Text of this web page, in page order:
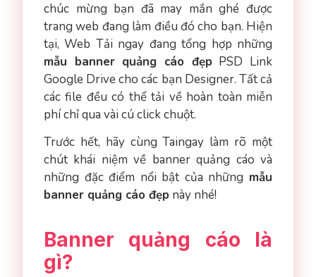
chúc mừng bạn đã may mắn ghé được
trang web đang làm điều đó cho bạn. Hiện
tại, Web Tải ngay đang tổng hợp những
mẫu banner quảng cáo đẹpPSD Link
Google Drive cho các bạn Designer. Tất cả
các file đều có thể tải về hoàn toàn miễn
phí chỉ qua vài cú click chuột.
Trước hết, hãy cùng Taingay làm rõ một
chút khái niệm về banner quảng cáo và
những đặc điểm nổi bật của những mẫu
banner quảng cáo đẹp này nhé!
Banner quảng cáo là
gì?